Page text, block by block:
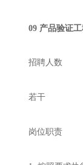
09 产品验证
招聘人数
若干
岗位职责